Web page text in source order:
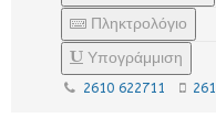
Πληκτρολόγιο
Υπογράμμιση
2610 622711